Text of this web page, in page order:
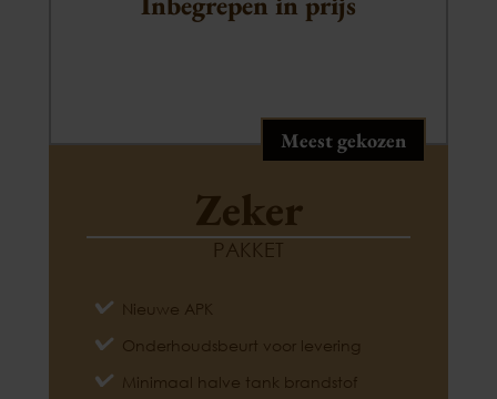
Meest gekozen
Zeker
PAKKET
Nieuwe APK
Onderhoudsbeurt voor levering
Minimaal halve tank brandstof